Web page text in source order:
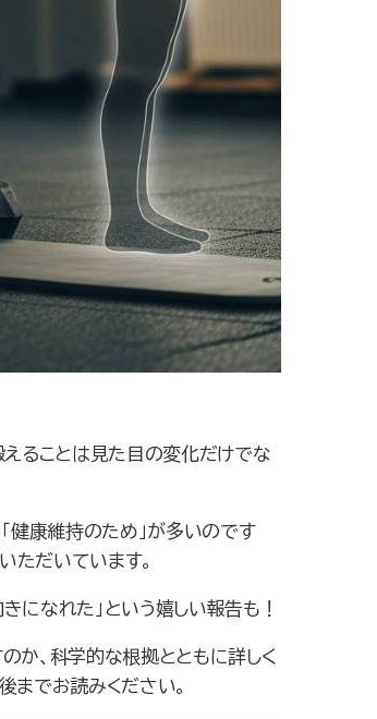
えることは見た目の変化だけでな
健康維持のため」が多いのです
ただいています。
になれた」という嬉しい報告も！
か、科学的な根拠とともに詳しく
までお読みください。